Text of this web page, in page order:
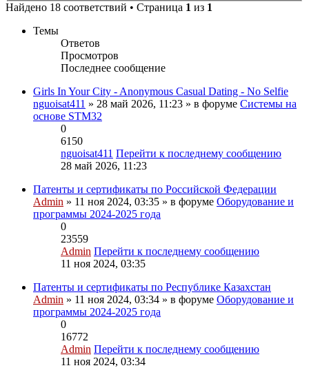
Найдено 18 соответствий • Страница 1 из 1
Темы
Ответов
Просмотров
Последнее сообщение
Girls In Your City - Anonymous Casual Dating - No Selfie
nguoisat411 » 28 май 2026, 11:23 » в форуме Системы на
основе STM32
0
6150
nguoisat411 Перейти к последнему сообщению
28 май 2026, 11:23
Патенты и сертификаты по Российской Федерации
Admin » 11 ноя 2024, 03:35 » в форуме Оборудование и
программы 2024-2025 года
0
23559
Admin Перейти к последнему сообщению
11 ноя 2024, 03:35
Патенты и сертификаты по Республике Казахстан
Admin » 11 ноя 2024, 03:34 » в форуме Оборудование и
программы 2024-2025 года
0
16772
Admin Перейти к последнему сообщению
11 ноя 2024, 03:34